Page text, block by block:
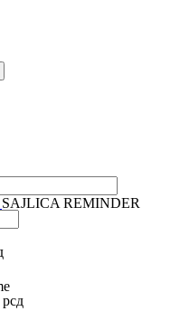
SAJLICA REMINDER
рсд